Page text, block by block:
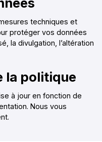
techniques et
protéger vos données
la divulgation, l’altération
la politique
à jour en fonction de
Nous vous